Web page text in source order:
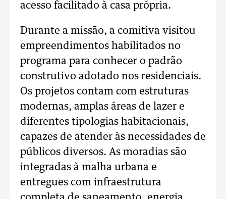
acesso facilitado à casa própria.
Durante a missão, a comitiva visitou
empreendimentos habilitados no
programa para conhecer o padrão
construtivo adotado nos residenciais.
Os projetos contam com estruturas
modernas, amplas áreas de lazer e
diferentes tipologias habitacionais,
capazes de atender às necessidades de
públicos diversos. As moradias são
integradas à malha urbana e
entregues com infraestrutura